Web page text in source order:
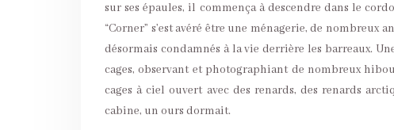
sur ses épaules, il commença à descendre dans le
“Corner” s’est avéré être une ménagerie, de nombreux
désormais condamnés à la vie derrière les barreaux.
cages, observant et photographiant de nombreux
cages à ciel ouvert avec des renards, des renards
cabine, un ours dormait.